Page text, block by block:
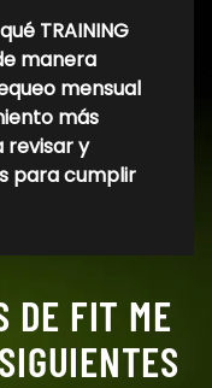
TRAINING
manera
mensual
más
revisar y
para cumplir
DE FIT ME